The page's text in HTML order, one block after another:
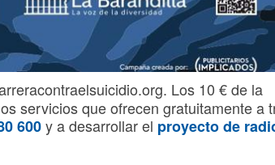
Los 10 € de la
servicios que ofrecen gratuitamente a
600y a desarrollar el proyecto de